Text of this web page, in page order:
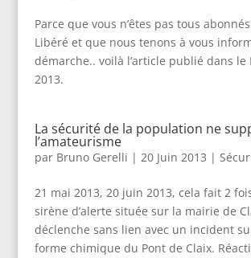
Parce que vous n’êtes pas tous
Libéré et que nous tenons à vous
démarche.. voilà l’article publié dans le
2013.
La sécurité de la population ne
l’amateurisme
par Bruno Gerelli | 20 Juin 2013 |
21 mai 2013, 20 juin 2013, cela fait 2
sirène d’alerte située sur la mairie de
déclenche sans lien avec un incident
forme chimique du Pont de Claix.